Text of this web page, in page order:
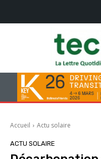
Accueil Actu solaire
ACTU SOLAIRE